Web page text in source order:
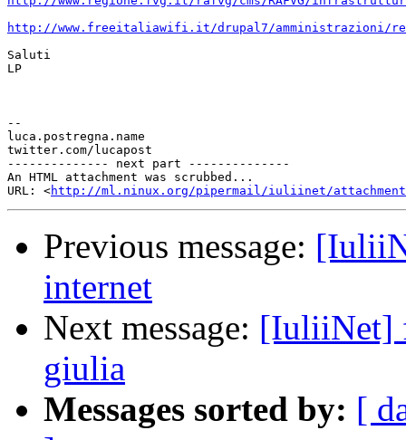
http://www.freeitaliawifi.it/drupal7/amministrazioni/
Saluti
LP
--
luca.postregna.name
twitter.com/lucapost
-------------- next part --------------
An HTML attachment was scrubbed...
URL: <http://ml.ninux.org/pipermail/iuliinet/attachments/
Previous message:
internet
Next message: [IuliiNet]
giulia
Messages sorted by: [